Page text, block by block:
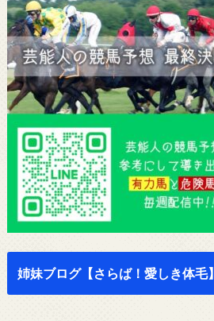
姉妹ブログ【さらば！愛しき体毛】